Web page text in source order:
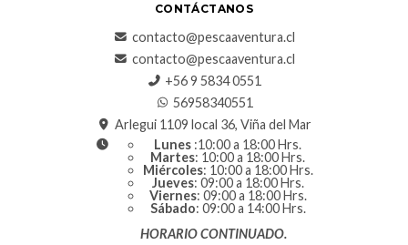
CONTÁCTANOS
contacto@pescaaventura.cl
contacto@pescaaventura.cl
+56 9 5834 0551
56958340551
Arlegui 1109 local 36, Viña del Mar
Lunes :10:00 a 18:00 Hrs.
Martes: 10:00 a 18:00 Hrs.
Miércoles: 10:00 a 18:00 Hrs.
Jueves: 09:00 a 18:00 Hrs.
Viernes: 09:00 a 18:00 Hrs.
Sábado: 09:00 a 14:00 Hrs.
HORARIO CONTINUADO.